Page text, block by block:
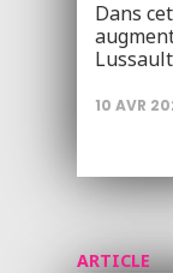
Dans
10 AVR
ARTICLE